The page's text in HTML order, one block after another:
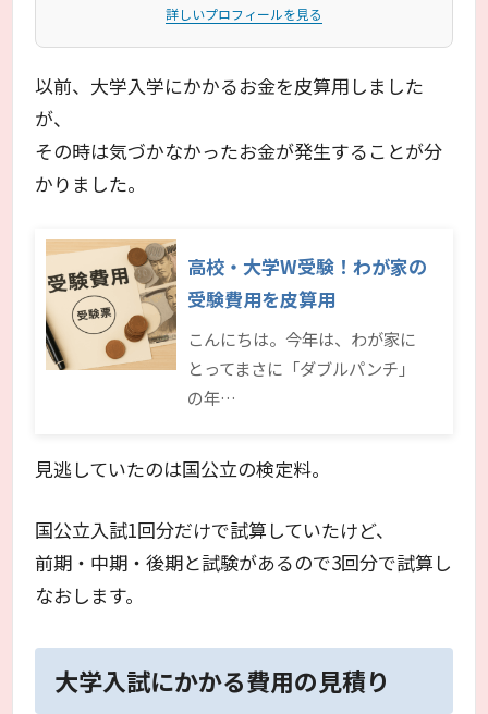
詳しいプロフィールを見る
以前、大学入学にかかるお金を皮算用しました
が、
その時は気づかなかったお金が発生することが分
かりました。
高校・大学W受験！わが家の
受験費用を皮算用
こんにちは。今年は、わが家に
とってまさに「ダブルパンチ」
の年…
見逃していたのは国公立の検定料。
国公立入試1回分だけで試算していたけど、
前期・中期・後期と試験があるので3回分で試算し
なおします。
大学入試にかかる費用の見積り